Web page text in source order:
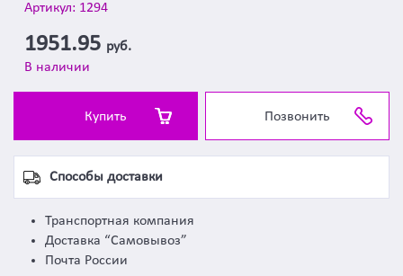
Артикул: 1294
1951.95 руб.
В наличии
Купить Позвонить
Способы доставки
Транспортная компания
Доставка “Самовывоз”
Почта России